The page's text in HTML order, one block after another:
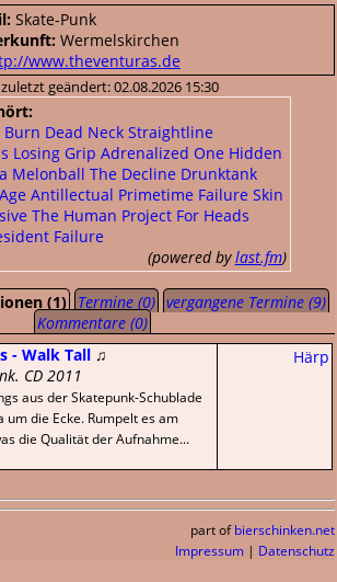
Skate-Punk
Wermelskirchen
www.theventuras.de
geändert: 02.08.2026 15:30
Burn Dead Neck Straightline
Losing Grip Adrenalized One Hidden
Melonball The Decline Drunktank
Antillectual Primetime Failure Skin
The Human Project For Heads
Failure
(powered bylast.fm)
(1) Termine (0) vergangene Termine (9)
Kommentare (0)
Härp
- Walk Tall ♫
CD 2011
aus der Skatepunk-Schublade
um die Ecke. Rumpelt es am
die Qualität der Aufnahme...
part of bierschinken.net
Impressum | Datenschutz